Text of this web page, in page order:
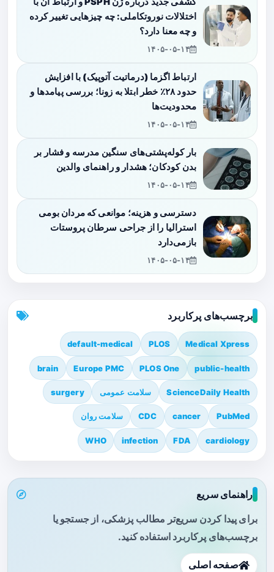
اختلالات نوروتکاملی: چه چیزهایی تغییر کرده
و چه معنا دارد؟
۱۴۰۵-۰۵-۱۴
ارتباط اگزما (درماتیت آتوپیک) با افزایش
حدود ۲۸٪ خطر ابتلا به زونا؛ بررسی پیامدها و
محدودیت‌ها
۱۴۰۵-۰۵-۱۴
بار کوله‌پشتی‌های سنگین مدرسه و فشار بر
بدن کودکان؛ هشدار و راهنمای والدین
۱۴۰۵-۰۵-۱۴
دسترسی و هزینه؛ موانعی که مردان بومی
استرالیا را از جراحی سرطان پروستات
بازمی‌دارد
۱۴۰۵-۰۵-۱۴
برچسب‌های پرکاربرد
Medical Xpress
PLOS
default-medical
public-health
PLOS One
Europe PMC
brain
ScienceDaily Health سلامت عمومی surgery
PubMed
cancer
CDC سلامت روان
cardiology
FDA
infection
WHO
راهنمای سریع
برای پیدا کردن سریع‌تر مطالب پزشکی، از جستجو یا
برچسب‌های پرکاربرد استفاده کنید.
صفحه اصلی